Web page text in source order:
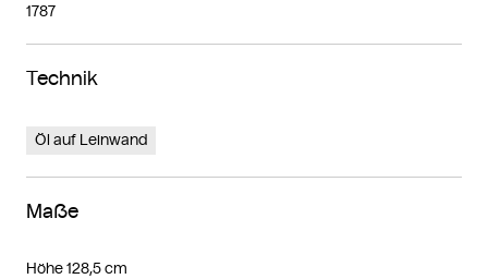
1787
Technik
Öl auf Leinwand
Maße
Höhe 128,5 cm